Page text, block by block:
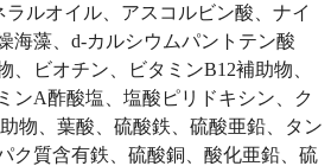
ラルオイル、アスコルビン酸、ナイ
海藻、d-カルシウムパントテン酸
、ビオチン、ビタミンB12補助物、
ンA酢酸塩、塩酸ピリドキシン、ク
物、葉酸、硫酸鉄、硫酸亜鉛、タン
ク質含有鉄、硫酸銅、酸化亜鉛、硫